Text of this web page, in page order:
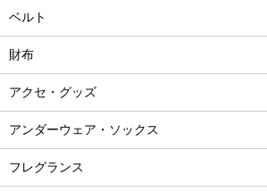
ベルト
財布
アクセ・グッズ
アンダーウェア・ソックス
フレグランス